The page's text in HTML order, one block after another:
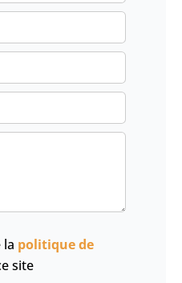
la politique de
site